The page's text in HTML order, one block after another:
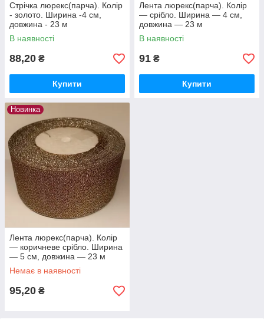
Стрічка люрекс(парча). Колір
- золото. Ширина -4 см,
довжина - 23 м
В наявності
88,20 ₴
Купити
Лента люрекс(парча). Колір
— срібло. Ширина — 4 см,
довжина — 23 м
В наявності
91 ₴
Купити
Новинка
Лента люрекс(парча). Колір
— коричневе срібло. Ширина
— 5 см, довжина — 23 м
Немає в наявності
95,20 ₴